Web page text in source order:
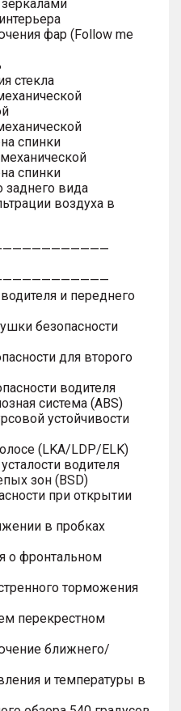
фар (Follow me
стекла
спинки
спинки
заднего вида
воздуха в
и переднего
безопасности
для второго
водителя
система (ABS)
устойчивости
(LKA/LDP/ELK)
водителя
зон (BSD)
при открытии
в пробках
о фронтальном
торможения
перекрестном
ближнего/
и температуры в